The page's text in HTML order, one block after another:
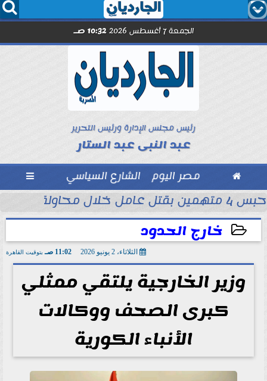
  
الجمعة 7 أغسطس 2026 10:32 صـ
رئيس مجلس الإدارة ورئيس التحرير
عبد النبى عبد الستار
 مصر اليوم الشارع السياسي 
..” محمد...حبس 4 متهمين بقتل عامل خلال محاولة سرقة دراجة نارية في المنوفية
خارج الحدود
الثلاثاء، 2 يونيو 2026 11:02 صـ بتوقيت القاهرة
وزير الخارجية يلتقي ممثلي
كبرى الصحف ووكالات
الأنباء الكورية